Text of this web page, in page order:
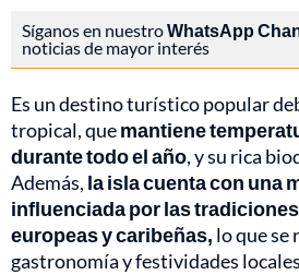
Síganos en nuestroWhatsApp
noticias de mayor interés
Es un destino turístico popular
tropical, quemantiene
durante todo el año, y su rica
Además, la isla cuenta con una
influenciada por las
europeas y caribeñas, lo que se
gastronomía y festividades